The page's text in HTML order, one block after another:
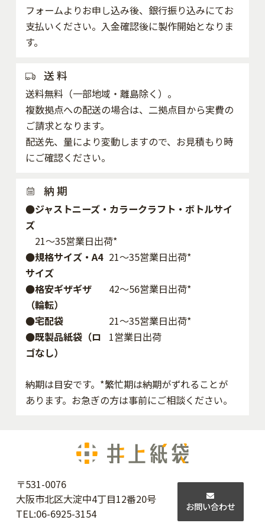
フォームよりお申し込み後、銀行振り込みにてお
支払いください。入金確認後に製作開始となりま
す。
送 料
送料無料（一部地域・離島除く）。
複数拠点への配送の場合は、二拠点目から実費の
ご請求となります。
配送先、量により変動しますので、お見積もり時
にご確認ください。
納 期
●ジャストニーズ・カラークラフト・ボトルサイ
ズ
21～35営業日出荷*
●規格サイズ・A4
サイズ
21～35営業日出荷*
●格安ギザギザ
（輪転）
42〜56営業日出荷*
●宅配袋
21～35営業日出荷*
●既製品紙袋（ロ
ゴなし）
1営業日出荷
納期は目安です。*繁忙期は納期がずれることが
あります。お急ぎの方は事前にご相談ください。
〒531-0076
大阪市北区大淀中4丁目12番20号
TEL:06-6925-3154
お問い合わせ